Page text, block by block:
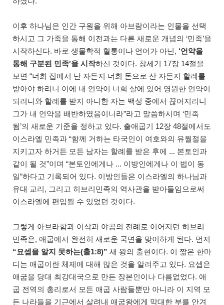
이후 하나님은 인간 구원을 위해 아브람이라는 인물을 선택
하시고 그 가족을 통해 이전과는 다른 새로운 개념의 ‘민족’을
시작하신다. 바로 생물학적 혈통이나 언어가 아닌, ‘언약을
통해 구분된 민족'을 시작하신 것이다. 창세기 17장 14절을
보면 “너희 집에서 난 자든지 너희 돈으로 산 자든지 할례를
받아야 하리니 이에 내 언약이 너희 살에 있어 영원한 언약이
되려니와 할례를 받지 아니한 자는 백성 중에서 끊어지리니
그가 내 언약을 배반하였음이니라”라고 말씀하시며 ‘민족
됨’의 새로운 기준을 정하고 있다. 출애굽기 12장 48절에서도
이스라엘 민족과 “함께 거하는 타국인이 여호와의 유월절을
지키고자 하거든 모든 남자는 할례를 받은 후에 ... 본토인과
같이 될 것”이며 “본토인에게나 ... 이방인에게나 이 법이 동
일”하다고 기록되어 있다. 이방인들은 이스라엘의 하나님과
유대 교리, 그리고 히브리민족의 역사관을 받아들임으로써
이스라엘에 편입될 수 있었던 것이다.
그렇게 아브라함과 이삭과 야곱의 전례로 이어지던 히브리
민족은, 애굽에서 완전히 새로운 국면을 맞이하게 된다. 먼저
“요셉을 알지 못하는(출1:8)” 새 왕의 출현이다. 이 짧은 한마
디는 애굽이란 체제에 대해 많은 것을 알려주고 있다. 요셉은
애굽을 당대 최강대국으로 만든 장본인이나 다름없었다. 애
굽 전역의 총리로서 모든 애굽 사람들뿐만 아니라 이 지역 모
든 나라들을 기근에서 살려내 애굽왕에게 막대한 부를 안겨